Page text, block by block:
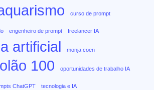
curso de prompt
engenheiro de prompt freelancer IA
artificial monja coen
100 oportunidades de trabalho IA
ChatGPT tecnologia e IA